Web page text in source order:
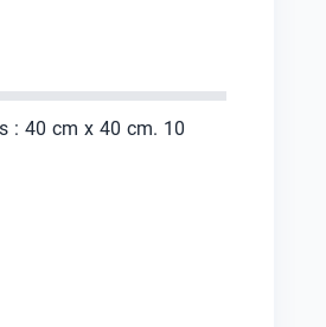
: 40 cm x 40 cm. 10